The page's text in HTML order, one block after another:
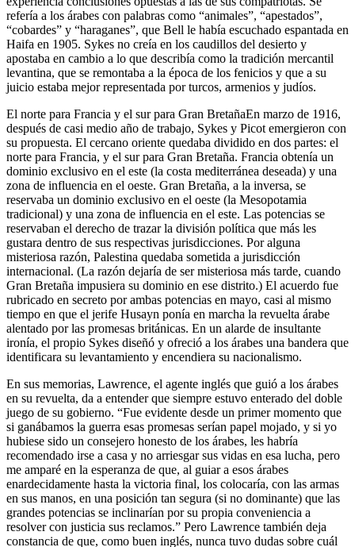
refería a los árabes con palabras como “animales”, “apestados”,
“cobardes” y “haraganes”, que Bell le había escuchado espantada en
Haifa en 1905. Sykes no creía en los caudillos del desierto y
apostaba en cambio a lo que describía como la tradición mercantil
levantina, que se remontaba a la época de los fenicios y que a su
juicio estaba mejor representada por turcos, armenios y judíos.
El norte para Francia y el sur para Gran BretañaEn marzo de 1916,
después de casi medio año de trabajo, Sykes y Picot emergieron con
su propuesta. El cercano oriente quedaba dividido en dos partes: el
norte para Francia, y el sur para Gran Bretaña. Francia obtenía un
dominio exclusivo en el este (la costa mediterránea deseada) y una
zona de influencia en el oeste. Gran Bretaña, a la inversa, se
reservaba un dominio exclusivo en el oeste (la Mesopotamia
tradicional) y una zona de influencia en el este. Las potencias se
reservaban el derecho de trazar la división política que más les
gustara dentro de sus respectivas jurisdicciones. Por alguna
misteriosa razón, Palestina quedaba sometida a jurisdicción
internacional. (La razón dejaría de ser misteriosa más tarde, cuando
Gran Bretaña impusiera su dominio en ese distrito.) El acuerdo fue
rubricado en secreto por ambas potencias en mayo, casi al mismo
tiempo en que el jerife Husayn ponía en marcha la revuelta árabe
alentado por las promesas británicas. En un alarde de insultante
ironía, el propio Sykes diseñó y ofreció a los árabes una bandera que
identificara su levantamiento y encendiera su nacionalismo.
En sus memorias, Lawrence, el agente inglés que guió a los árabes
en su revuelta, da a entender que siempre estuvo enterado del doble
juego de su gobierno. “Fue evidente desde un primer momento que
si ganábamos la guerra esas promesas serían papel mojado, y si yo
hubiese sido un consejero honesto de los árabes, les habría
recomendado irse a casa y no arriesgar sus vidas en esa lucha, pero
me amparé en la esperanza de que, al guiar a esos árabes
enardecidamente hasta la victoria final, los colocaría, con las armas
en sus manos, en una posición tan segura (si no dominante) que las
grandes potencias se inclinarían por su propia conveniencia a
resolver con justicia sus reclamos.” Pero Lawrence también deja
constancia de que, como buen inglés, nunca tuvo dudas sobre cuál